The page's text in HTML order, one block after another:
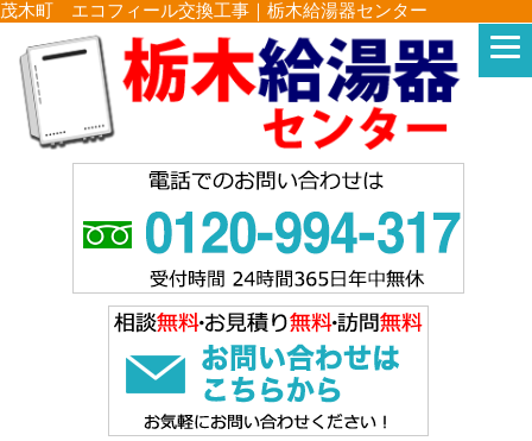
茂木町 エコフィール交換工事｜栃木給湯器センター